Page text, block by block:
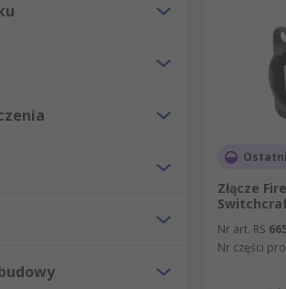
Złącze
Nr art. RS
Nr części